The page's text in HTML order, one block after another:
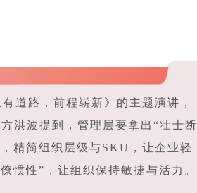
道路，前程崭新》的主题演讲，
洪波提到，管理层要拿出“壮士断
精简组织层级与SKU，让企业轻
惯性”，让组织保持敏捷与活力。